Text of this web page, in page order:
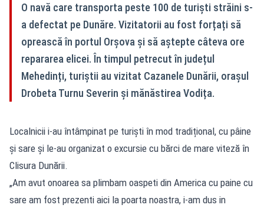
O navă care transporta peste 100 de turiști străini s-
a defectat pe Dunăre. Vizitatorii au fost forțați să
oprească în portul Orșova și să aștepte câteva ore
repararea elicei. În timpul petrecut în județul
Mehedinți, turiștii au vizitat Cazanele Dunării, orașul
Drobeta Turnu Severin și mănăstirea Vodița.
Localnicii i-au întâmpinat pe turiști în mod tradițional, cu pâine
și sare și le-au organizat o excursie cu bărci de mare viteză în
Clisura Dunării.
„Am avut onoarea sa plimbam oaspeti din America cu paine cu
sare am fost prezenti aici la poarta noastra, i-am dus in